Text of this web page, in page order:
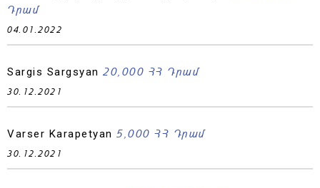
Դրամ
04.01.2022
Sargis Sargsyan 20,000 ՀՀ Դրամ
30.12.2021
Varser Karapetyan 5,000 ՀՀ Դրամ
30.12.2021